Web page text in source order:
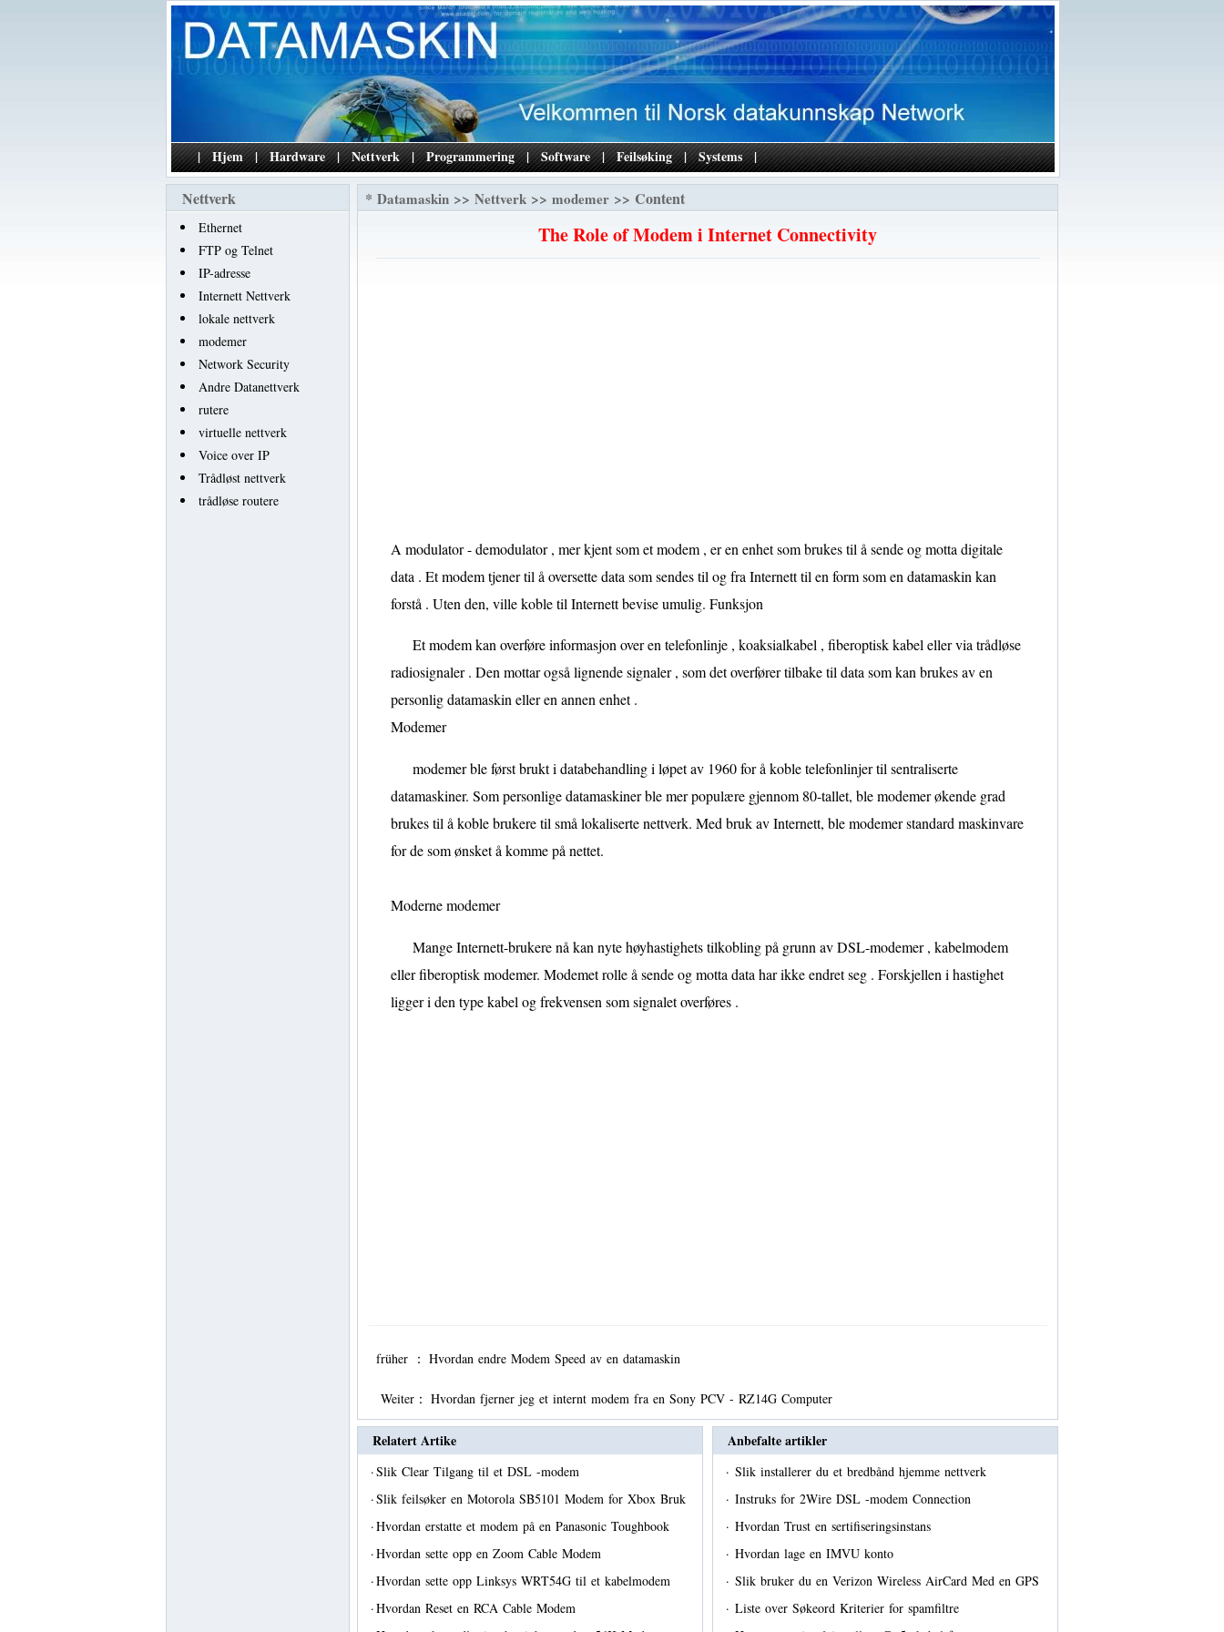
| Hjem | Hardware | Nettverk | Programmering | Software | Feilsøking | Systems |
Nettverk
Ethernet
FTP og Telnet
IP-adresse
Internett Nettverk
lokale nettverk
modemer
Network Security
Andre Datanettverk
rutere
virtuelle nettverk
Voice over IP
Trådløst nettverk
trådløse routere
* Datamaskin >> Nettverk >> modemer >> Content
The Role of Modem i Internet Connectivity
A modulator - demodulator , mer kjent som et modem , er en enhet som brukes til å sende og motta digitale
data . Et modem tjener til å oversette data som sendes til og fra Internett til en form som en datamaskin kan
forstå . Uten den, ville koble til Internett bevise umulig. Funksjon
Et modem kan overføre informasjon over en telefonlinje , koaksialkabel , fiberoptisk kabel eller via trådløse
radiosignaler . Den mottar også lignende signaler , som det overfører tilbake til data som kan brukes av en
personlig datamaskin eller en annen enhet .
Modemer
modemer ble først brukt i databehandling i løpet av 1960 for å koble telefonlinjer til sentraliserte
datamaskiner. Som personlige datamaskiner ble mer populære gjennom 80-tallet, ble modemer økende grad
brukes til å koble brukere til små lokaliserte nettverk. Med bruk av Internett, ble modemer standard maskinvare
for de som ønsket å komme på nettet.
Moderne modemer
Mange Internett-brukere nå kan nyte høyhastighets tilkobling på grunn av DSL-modemer , kabelmodem
eller fiberoptisk modemer. Modemet rolle å sende og motta data har ikke endret seg . Forskjellen i hastighet
ligger i den type kabel og frekvensen som signalet overføres .
früher ： Hvordan endre Modem Speed ​​av en datamaskin
Weiter： Hvordan fjerner jeg et internt modem fra en Sony PCV - RZ14G Computer
Relatert Artike
·Slik Clear Tilgang til et DSL -modem
·Slik feilsøker en Motorola SB5101 Modem for Xbox Bruk
·Hvordan erstatte et modem på en Panasonic Toughbook
·Hvordan sette opp en Zoom Cable Modem
·Hvordan sette opp Linksys WRT54G til et kabelmodem
·Hvordan Reset en RCA Cable Modem
Anbefalte artikler
· Slik installerer du et bredbånd hjemme nettverk
· Instruks for 2Wire DSL -modem Connection
· Hvordan Trust en sertifiseringsinstans
· Hvordan lage en IMVU konto
· Slik bruker du en Verizon Wireless AirCard Med en GPS
· Liste over Søkeord Kriterier for spamfiltre